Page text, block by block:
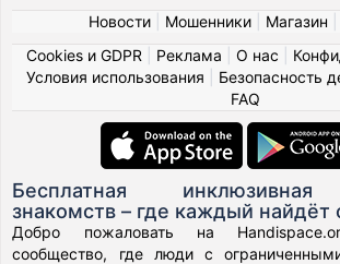
Новости| Мошенники| Магазин
Cookies и GDPR
Реклама О нас
Условия использования
Безопасность
FAQ
Бесплатная
знакомств – где каждый найдёт
Добро пожаловать на
сообщество, где люди с